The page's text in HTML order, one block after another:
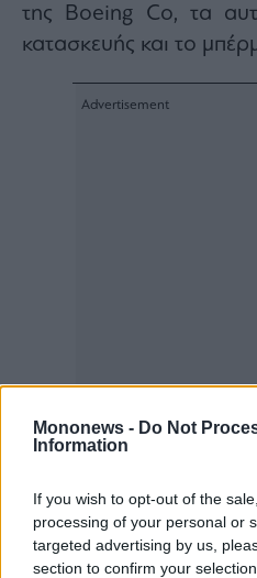
Mononews - Do Not
Information
If you wish to opt-out of the
processing of your personal or
targeted advertising by us,
section to confirm your
της Boeing Co, τα
κατασκευής και το